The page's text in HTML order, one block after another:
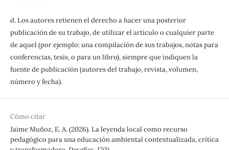
d. Los autores retienen el derecho a hacer una posterior
publicación de su trabajo, de utilizar el artículo o cualquier parte
de aquel (por ejemplo: una compilación de sus trabajos, notas para
conferencias, tesis, o para un libro), siempre que indiquen la
fuente de publicación (autores del trabajo, revista, volumen,
número y fecha).
Cómo citar
Jaime Muñoz, E. A. (2026). La leyenda local como recurso
pedagógico para una educación ambiental contextualizada, crítica